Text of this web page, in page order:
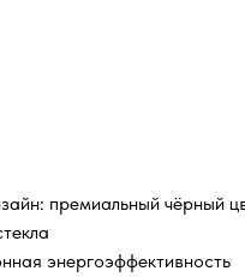
премиальный чёрный
энергоэффективность